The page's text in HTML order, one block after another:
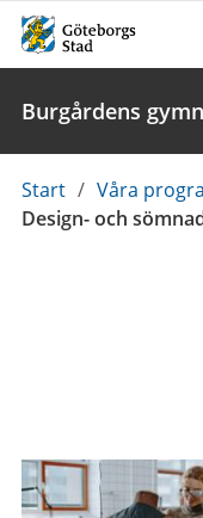
Burgårdens
Du
är
Start / Våra
Design- och